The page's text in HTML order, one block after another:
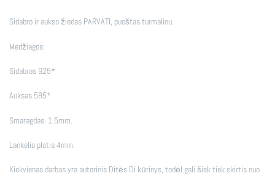
Sidabro ir aukso žiedas PARVATI, puoštas turmalinu.
Medžiagos:
Sidabras 925*
Auksas 585*
Smaragdas 1.5mm.
Lankelio plotis 4mm.
Kiekvienas darbas yra autorinis Ditės Di kūrinys, todėl gali šiek tiek skirtis nuo